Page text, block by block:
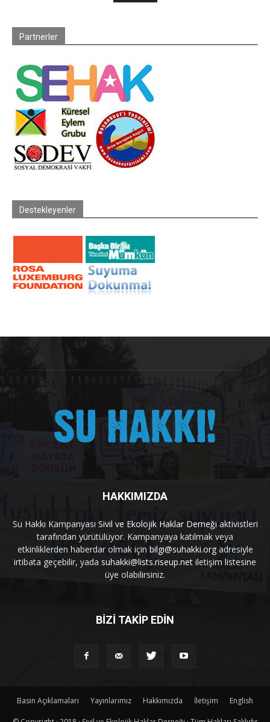
Partnerler
Destekleyenler
HAKKIMIZDA
Su Hakkı Kampanyası Sivil ve Ekolojik Haklar Derneği aktivistleri
tarafından yürütülüyor. Kampanyaya katılmak veya
etkinliklerden haberdar olmak için bilgi@suhakki.orgadresiyle
irtibata geçebilir, yada suhakki@lists.riseup.net iletişim listesine
üye olabilirsiniz.
BİZİ TAKİP EDİN
Basın Açıklamaları Yayınlarımız Hakkımızda İletişim English